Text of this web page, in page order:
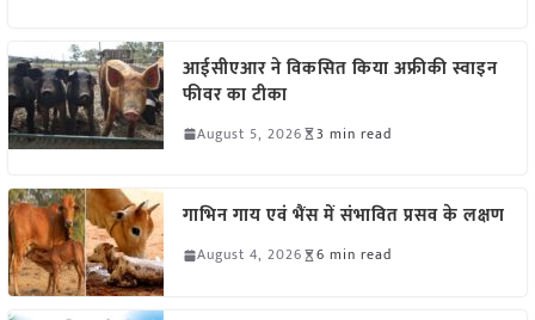
आईसीएआर ने विकसित किया अफ्रीकी स्वाइन
फीवर का टीका
August 5, 2026 3 min read
गाभिन गाय एवं भैंस में संभावित प्रसव के लक्षण
August 4, 2026 6 min read